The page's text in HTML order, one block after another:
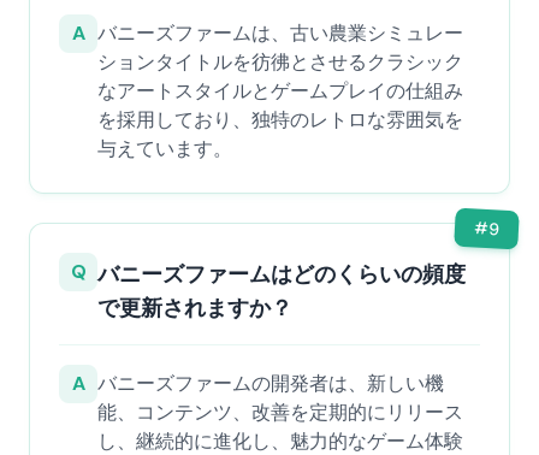
A バニーズファームは、古い農業シミュレー
ションタイトルを彷彿とさせるクラシック
なアートスタイルとゲームプレイの仕組み
を採用しており、独特のレトロな雰囲気を
与えています。
#9
Q バニーズファームはどのくらいの頻度
で更新されますか？
A バニーズファームの開発者は、新しい機
能、コンテンツ、改善を定期的にリリース
し、継続的に進化し、魅力的なゲーム体験